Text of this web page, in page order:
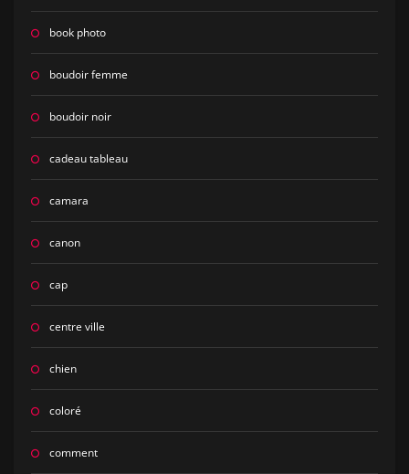
book photo
boudoir femme
boudoir noir
cadeau tableau
camara
canon
cap
centre ville
chien
coloré
comment